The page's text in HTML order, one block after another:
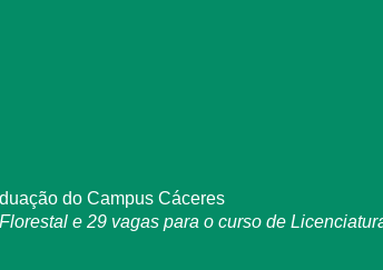
do Campus Cáceres
e 29 vagas para o curso de